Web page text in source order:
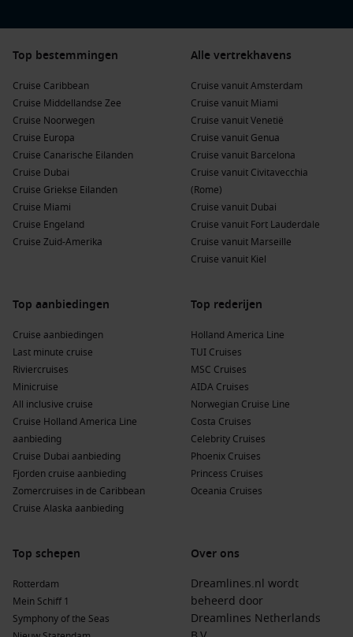
Top bestemmingen
Cruise Caribbean
Cruise Middellandse Zee
Cruise Noorwegen
Cruise Europa
Cruise Canarische Eilanden
Cruise Dubai
Cruise Griekse Eilanden
Cruise Miami
Cruise Engeland
Cruise Zuid-Amerika
Alle vertrekhavens
Cruise vanuit Amsterdam
Cruise vanuit Miami
Cruise vanuit Venetië
Cruise vanuit Genua
Cruise vanuit Barcelona
Cruise vanuit Civitavecchia
(Rome)
Cruise vanuit Dubai
Cruise vanuit Fort Lauderdale
Cruise vanuit Marseille
Cruise vanuit Kiel
Top aanbiedingen
Cruise aanbiedingen
Last minute cruise
Riviercruises
Minicruise
All inclusive cruise
Cruise Holland America Line
aanbieding
Cruise Dubai aanbieding
Fjorden cruise aanbieding
Zomercruises in de Caribbean
Cruise Alaska aanbieding
Top rederijen
Holland America Line
TUI Cruises
MSC Cruises
AIDA Cruises
Norwegian Cruise Line
Costa Cruises
Celebrity Cruises
Phoenix Cruises
Princess Cruises
Oceania Cruises
Top schepen
Rotterdam
Mein Schiff 1
Symphony of the Seas
Over ons
Dreamlines.nl wordt
beheerd door
Dreamlines Netherlands